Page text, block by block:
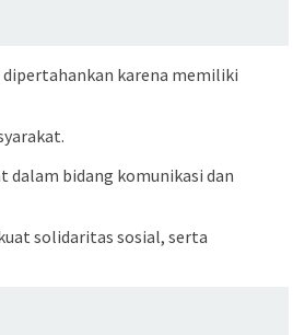
dipertahankan karena memiliki
bidang komunikasi dan
solidaritas sosial, serta